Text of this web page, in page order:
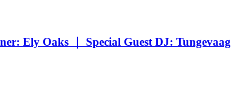
Ely Oaks ｜ Special Guest DJ: Tungevaag